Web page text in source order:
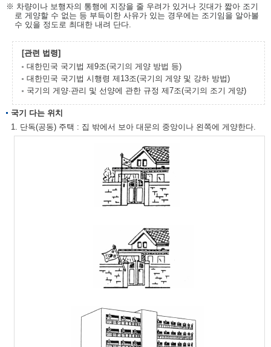
※ 차량이나 보행자의 통행에 지장을 줄 우려가 있거나 깃대가 짧아 조기
로 게양할 수 없는 등 부득이한 사유가 있는 경우에는 조기임을 알아볼
수 있을 정도로 최대한 내려 단다.
[관련 법령]
대한민국 국기법 제9조(국기의 게양 방법 등)
대한민국 국기법 시행령 제13조(국기의 게양 및 강하 방법)
국기의 게양·관리 및 선양에 관한 규정 제7조(국기의 조기 게양)
국기 다는 위치
1. 단독(공동) 주택 : 집 밖에서 보아 대문의 중앙이나 왼쪽에 게양한다.